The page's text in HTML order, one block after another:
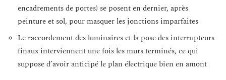
encadrements de portes) se posent en dernier, après
peinture et sol, pour masquer les jonctions imparfaites
Le raccordement des luminaires et la pose des interrupteurs
finaux interviennent une fois les murs terminés, ce qui
suppose d’avoir anticipé le plan électrique bien en amont